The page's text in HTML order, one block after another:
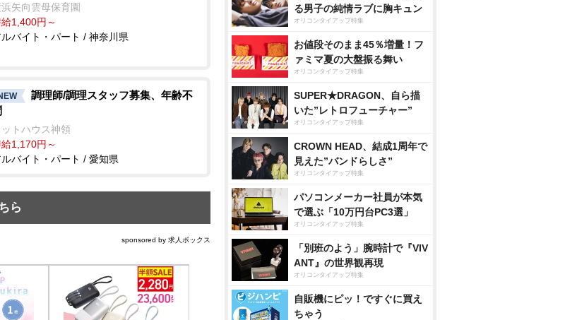
矢向雲母保育園
1,400円～
ルバイト・パート / 神奈川県
調理師/調理スタッフ募集、年齢不
ットハウス神領
1,170円～
ルバイト・パート / 愛知県
ら
sponsored by 求人ボックス
る男子の純情ラブに胸キュン
オリコンタイアップ特集
お値段そのまま45％増量！フ
ァミマ夏の大盤振る舞い
オリコンタイアップ特集
SUPER★DRAGON、自ら描
いた”レトロフューチャー”
オリコンタイアップ特集
CROWN HEAD、結成1周年で
見えた”バンドらしさ”
オリコンタイアップ特集
パソコンメーカー社員が本気
で選ぶ「10万円台PC3選」
オリコンタイアップ特集
「別班のよう」腕時計で『VIV
ANT』の世界観再現
オリコンタイアップ特集
自販機にピッ！ですぐに買え
ちゃう